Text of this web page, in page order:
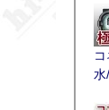
水